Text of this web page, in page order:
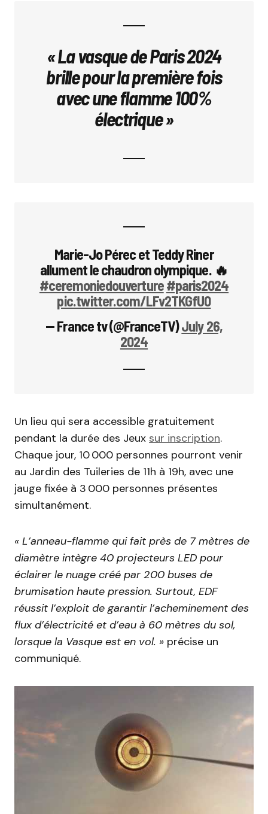
« La vasque de Paris 2024
brille pour la première fois
avec une flamme 100%
électrique »
Marie-Jo Pérec et Teddy Riner
allument le chaudron olympique. 🔥
#ceremoniedouverture#paris2024
pic.twitter.com/LFv2TKGfU0
— France tv (@FranceTV)July 26,
2024
Un lieu qui sera accessible gratuitement
pendant la durée des Jeux sur inscription.
Chaque jour, 10 000 personnes pourront venir
au Jardin des Tuileries de 11h à 19h, avec une
jauge fixée à 3 000 personnes présentes
simultanément.
« L’anneau-flamme qui fait près de 7 mètres de
diamètre intègre 40 projecteurs LED pour
éclairer le nuage créé par 200 buses de
brumisation haute pression. Surtout, EDF
réussit l’exploit de garantir l’acheminement des
flux d’électricité et d’eau à 60 mètres du sol,
lorsque la Vasque est en vol. » précise un
communiqué.